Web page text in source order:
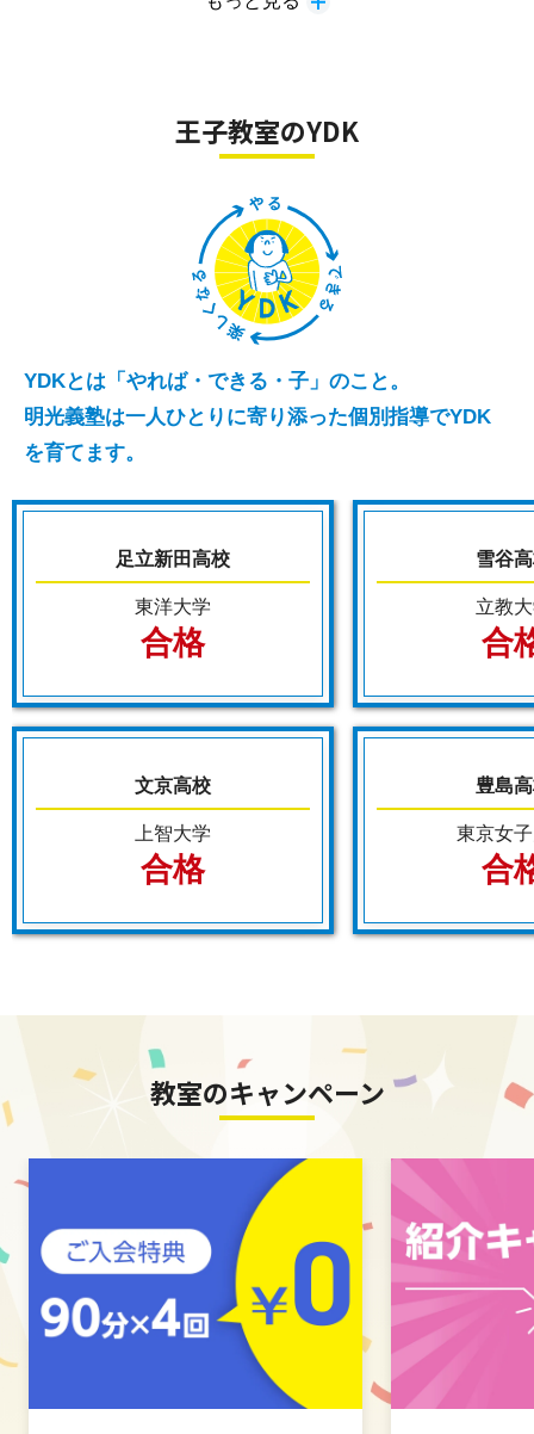
集団塾フォロー、検定対策、中学進学準備まで
テキストは難易度別にお子様一人一人に合わせ
て選択できますので、簡単すぎる・・・難しす
ぎる！ということがなくご安心いただけます。
王子教室のYDK
YDKとは「やれば・できる・子」のこと。
明光義塾は一人ひとりに寄り添った個別指導でYDK
を育てます。
足立新田高校
東洋大学
合格
文京高校
上智大学
合格
雪谷
立教
合
豊島
東京女
合
教室のキャンペーン